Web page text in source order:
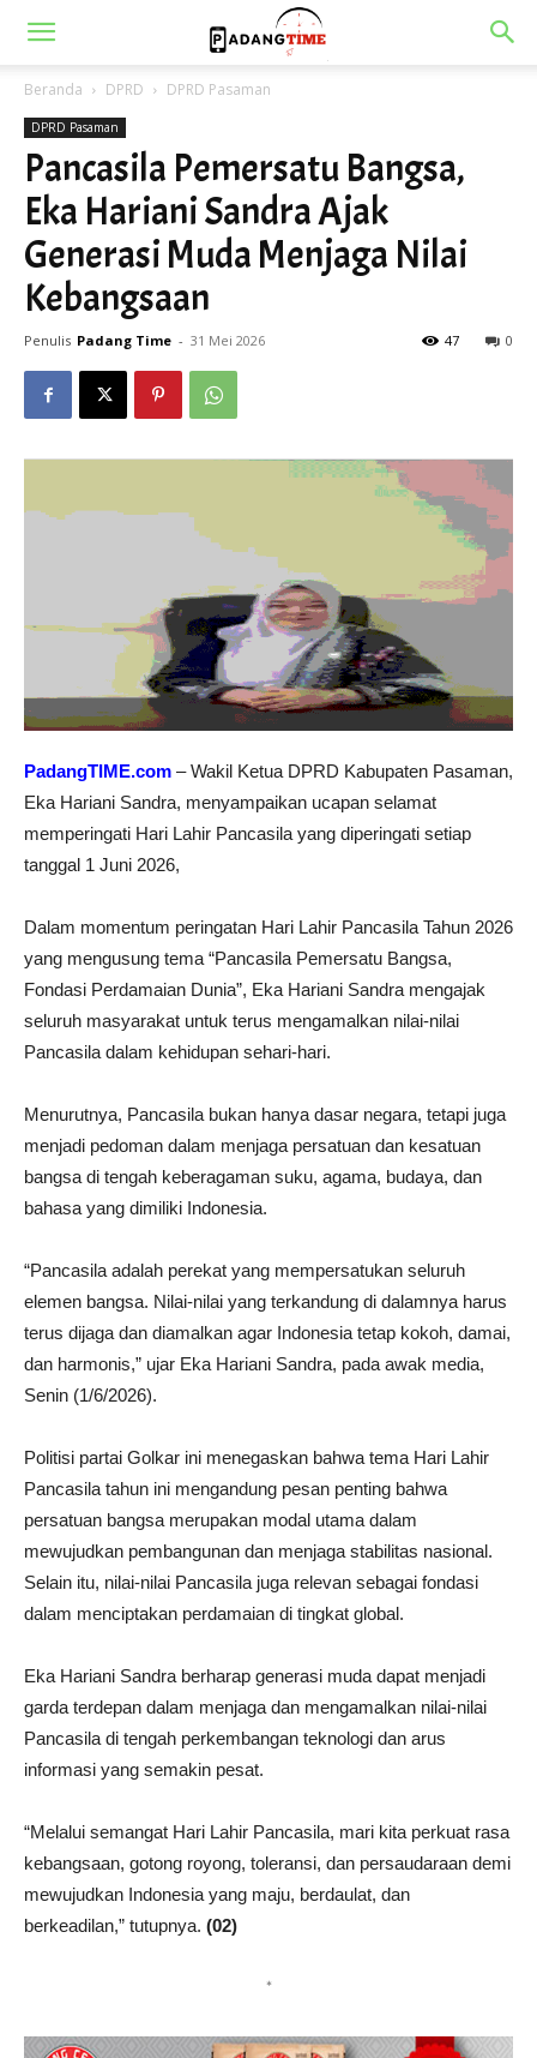
Beranda DPRD DPRD Pasaman
DPRD Pasaman
Pancasila Pemersatu Bangsa,
Eka Hariani Sandra Ajak
Generasi Muda Menjaga Nilai
Kebangsaan
Penulis Padang Time - 31 Mei 2026 0
47
PadangTIME.com – Wakil Ketua DPRD Kabupaten Pasaman,
Eka Hariani Sandra, menyampaikan ucapan selamat
memperingati Hari Lahir Pancasila yang diperingati setiap
tanggal 1 Juni 2026,
Dalam momentum peringatan Hari Lahir Pancasila Tahun 2026
yang mengusung tema “Pancasila Pemersatu Bangsa,
Fondasi Perdamaian Dunia”, Eka Hariani Sandra mengajak
seluruh masyarakat untuk terus mengamalkan nilai-nilai
Pancasila dalam kehidupan sehari-hari.
Menurutnya, Pancasila bukan hanya dasar negara, tetapi juga
menjadi pedoman dalam menjaga persatuan dan kesatuan
bangsa di tengah keberagaman suku, agama, budaya, dan
bahasa yang dimiliki Indonesia.
“Pancasila adalah perekat yang mempersatukan seluruh
elemen bangsa. Nilai-nilai yang terkandung di dalamnya harus
terus dijaga dan diamalkan agar Indonesia tetap kokoh, damai,
dan harmonis,” ujar Eka Hariani Sandra, pada awak media,
Senin (1/6/2026).
Politisi partai Golkar ini menegaskan bahwa tema Hari Lahir
Pancasila tahun ini mengandung pesan penting bahwa
persatuan bangsa merupakan modal utama dalam
mewujudkan pembangunan dan menjaga stabilitas nasional.
Selain itu, nilai-nilai Pancasila juga relevan sebagai fondasi
dalam menciptakan perdamaian di tingkat global.
Eka Hariani Sandra berharap generasi muda dapat menjadi
garda terdepan dalam menjaga dan mengamalkan nilai-nilai
Pancasila di tengah perkembangan teknologi dan arus
informasi yang semakin pesat.
“Melalui semangat Hari Lahir Pancasila, mari kita perkuat rasa
kebangsaan, gotong royong, toleransi, dan persaudaraan demi
mewujudkan Indonesia yang maju, berdaulat, dan
berkeadilan,” tutupnya. (02)
*